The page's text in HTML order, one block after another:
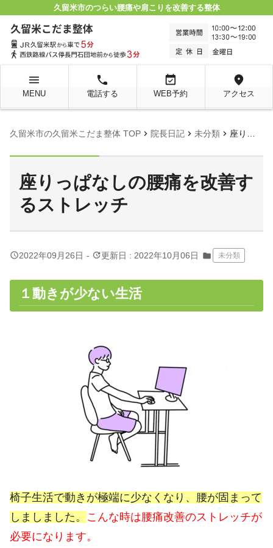
久留米市のつらい腰痛や肩こりを改善する整体
menu
MENU
local_phone
電話する
event_available
WEB予約
location_on
アクセス
久留米市の久留米こだま整体 TOP chevron_right 院長日記 chevron_right 未分類 chevron_right 座りっぱなしの腰痛を改善するストレッチ
座りっぱなしの腰痛を改善す
るストレッチ
query_builder2022年09月26日 - update更新日 : 2022年10月06日 folder 未分類
１動きが少ない生活
椅子生活で動きが極端に少なくなり、腰が固まって
しましました。 こんな時は腰痛改善のストレッチが
必要になります。